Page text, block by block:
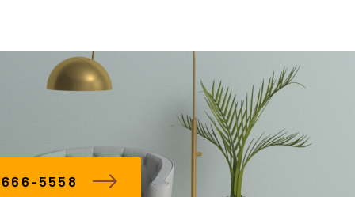
5558